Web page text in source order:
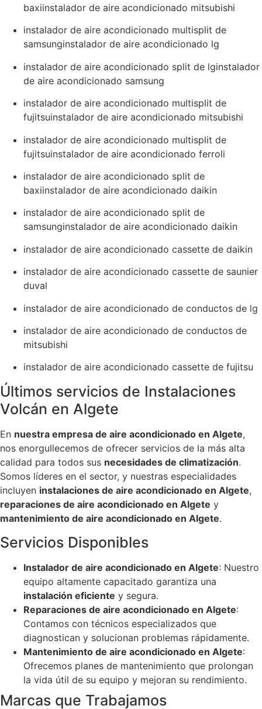
baxiinstalador de aire acondicionado mitsubishi
instalador de aire acondicionado multisplit de
samsunginstalador de aire acondicionado lg
instalador de aire acondicionado split de lginstalador
de aire acondicionado samsung
instalador de aire acondicionado multisplit de
fujitsuinstalador de aire acondicionado mitsubishi
instalador de aire acondicionado multisplit de
fujitsuinstalador de aire acondicionado ferroli
instalador de aire acondicionado split de
baxiinstalador de aire acondicionado daikin
instalador de aire acondicionado split de
samsunginstalador de aire acondicionado daikin
instalador de aire acondicionado cassette de daikin
instalador de aire acondicionado cassette de saunier
duval
instalador de aire acondicionado de conductos de lg
instalador de aire acondicionado de conductos de
mitsubishi
instalador de aire acondicionado cassette de fujitsu
Últimos servicios de Instalaciones
Volcán en Algete
En nuestra empresa de aire acondicionado en Algete,
nos enorgullecemos de ofrecer servicios de la más alta
calidad para todos sus necesidades de climatización.
Somos líderes en el sector, y nuestras especialidades
incluyen instalaciones de aire acondicionado en Algete,
reparaciones de aire acondicionado en Algete y
mantenimiento de aire acondicionado en Algete.
Servicios Disponibles
Instalador de aire acondicionado en Algete: Nuestro
equipo altamente capacitado garantiza una
instalación eficiente y segura.
Reparaciones de aire acondicionado en Algete:
Contamos con técnicos especializados que
diagnostican y solucionan problemas rápidamente.
Mantenimiento de aire acondicionado en Algete:
Ofrecemos planes de mantenimiento que prolongan
la vida útil de su equipo y mejoran su rendimiento.
Marcas que Trabajamos